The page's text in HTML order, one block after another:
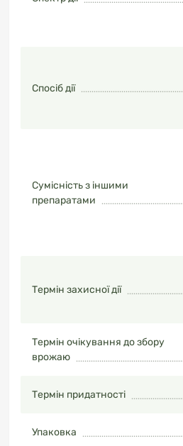
Спосіб дії
Сумісність з іншими
препаратами
Термін захисної дії
Термін очікування до збору
врожаю
Термін придатності
Упаковка